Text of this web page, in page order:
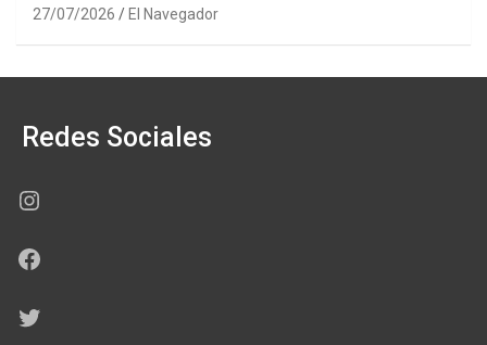
27/07/2026 El Navegador
Redes Sociales
Instagram
Facebook
Twitter